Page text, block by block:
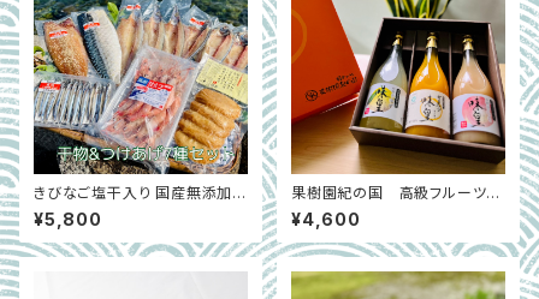
きびなご塩干入り 国産無添加干
物＆つけあげ 計7種セット｜鹿
児島県甑島
¥5,800
果樹園紀の国 高級フルーツジ
ュース味皇3本セット（みかん、も
も、ゆず）｜和歌山県有田郡
¥4,600